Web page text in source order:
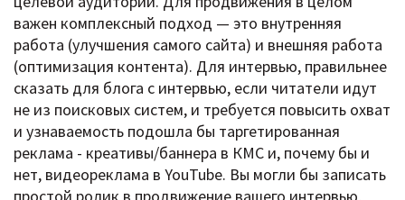
важен комплексный подход — это внутренняя
работа (улучшения самого сайта) и внешняя работа
(оптимизация контента). Для интервью, правильнее
сказать для блога с интервью, если читатели идут
не из поисковых систем, и требуется повысить охват
и узнаваемость подошла бы таргетированная
реклама - креативы/баннера в КМС и, почему бы и
нет, видеореклама в YouTube. Вы могли бы записать
простой ролик в продвижение вашего интервью,